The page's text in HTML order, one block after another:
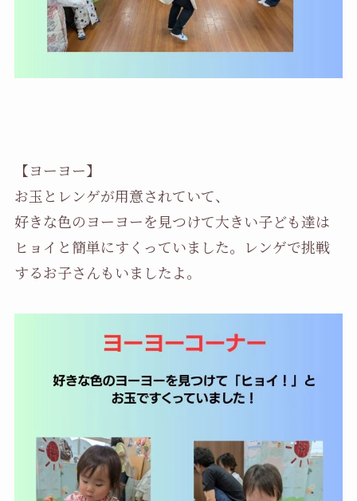
【ヨーヨー】
お玉とレンゲが用意されていて、
好きな色のヨーヨーを見つけて大きい子ども達は
ヒョイと簡単にすくっていました。レンゲで挑戦
するお子さんもいましたよ。